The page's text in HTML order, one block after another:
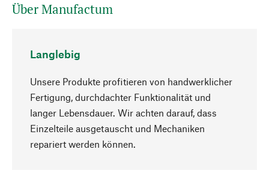
Über Manufactum
Langlebig
Unsere Produkte profitieren von handwerklicher
Fertigung, durchdachter Funktionalität und
langer Lebensdauer. Wir achten darauf, dass
Einzelteile ausgetauscht und Mechaniken
repariert werden können.